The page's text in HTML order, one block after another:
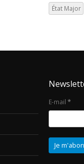
État Major
E-mail *